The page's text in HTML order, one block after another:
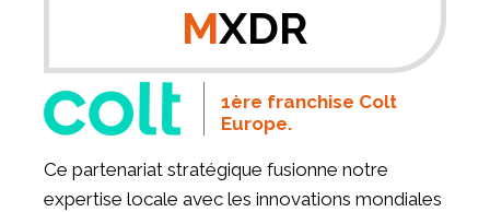
MXDR
1ère franchise Colt
Europe.
Ce partenariat stratégique fusionne notre
expertise locale avec les innovations mondiales